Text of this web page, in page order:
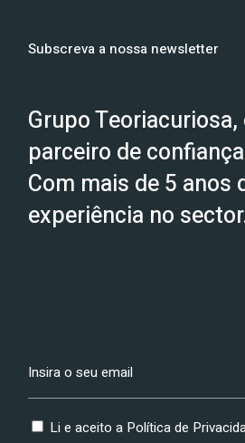
Subscreva a nossa newsletter
Grupo Teoriacuriosa,
parceiro de
Com mais de 5 anos
experiência no
Li e aceito a Política de